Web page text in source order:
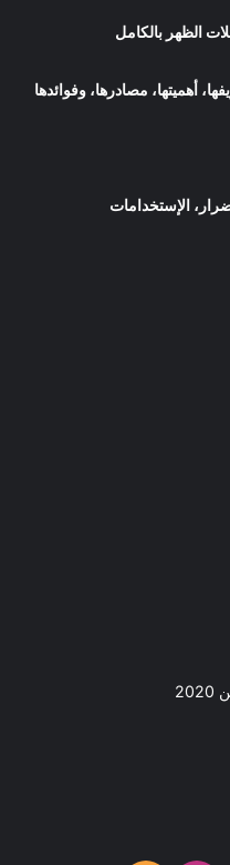
الظهر بالكامل
الإستخدامات